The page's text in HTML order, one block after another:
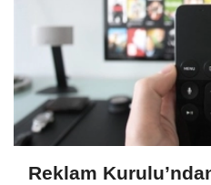
Reklam